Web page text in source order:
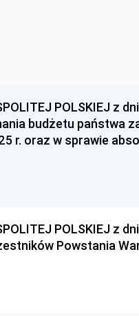
POLSKIEJ z
budżetu państwa
r. oraz w sprawie
POLSKIEJ z
Powstania